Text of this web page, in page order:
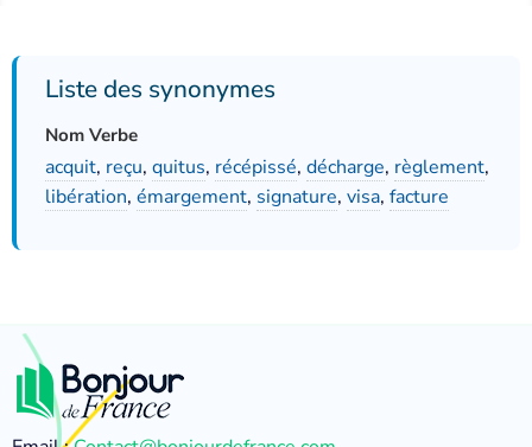
Liste des synonymes
Nom Verbe
acquit, reçu, quitus, récépissé, décharge, règlement,
libération, émargement, signature, visa, facture